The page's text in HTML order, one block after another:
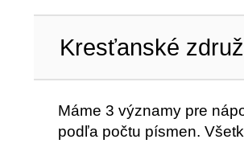
Kresťanské
Máme 3 významy pre
podľa počtu písmen.